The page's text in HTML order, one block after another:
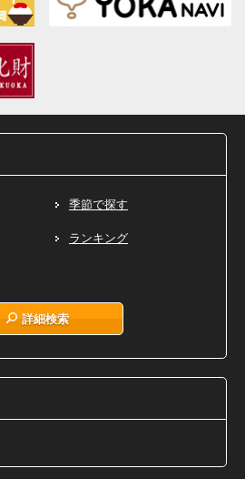
季節で探す
ランキング
詳細検索